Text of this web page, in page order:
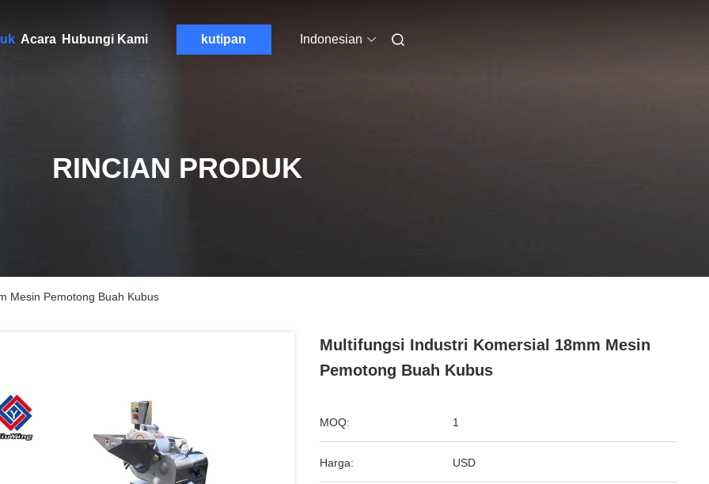
Acara Hubungi Kami kutipan Indonesian
RINCIAN PRODUK
Mesin Pemotong Buah Kubus
Multifungsi Industri Komersial 18mm Mesin
Pemotong Buah Kubus
MOQ: 1
Harga: USD